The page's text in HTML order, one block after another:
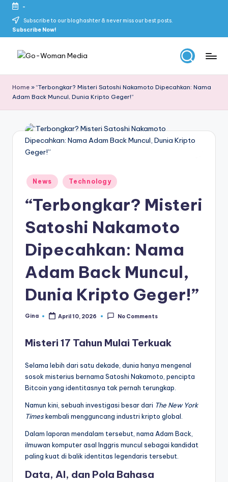
Skip
-
Subscribe to our bloghashter & never miss our best posts.
Subscribe Now!
o
-
W
o
m
M
di
Home » “Terbongkar? Misteri Satoshi Nakamoto Dipecahkan: Nama
Adam Back Muncul, Dunia Kripto Geger!”
Posted
in
News Technology
“Terbongkar? Misteri
Satoshi Nakamoto
Dipecahkan: Nama
Adam Back Muncul,
Dunia Kripto Geger!”
Posted
Gina April 10, 2026 No Comments
Misteri 17 Tahun Mulai Terkuak
Selama lebih dari satu dekade, dunia hanya mengenal
sosok misterius bernama Satoshi Nakamoto, pencipta
Bitcoin yang identitasnya tak pernah terungkap.
Namun kini, sebuah investigasi besar dari The New York
Timeskembali mengguncang industri kripto global.
Dalam laporan mendalam tersebut, nama Adam Back,
ilmuwan komputer asal Inggris muncul sebagai kandidat
paling kuat di balik identitas legendaris tersebut.
Data, AI, dan Pola Bahasa